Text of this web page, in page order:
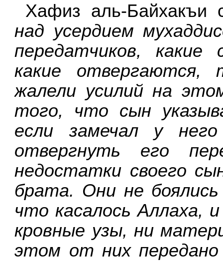
Хафиз аль-Байхакъи
над усердием
передатчиков,
какие
жалели усилий на
того, что сын
если замечал у
отвергнуть его
недостатки своего
брата. Они не
что касалось Аллаха,
кровные узы, ни
этом от них передано